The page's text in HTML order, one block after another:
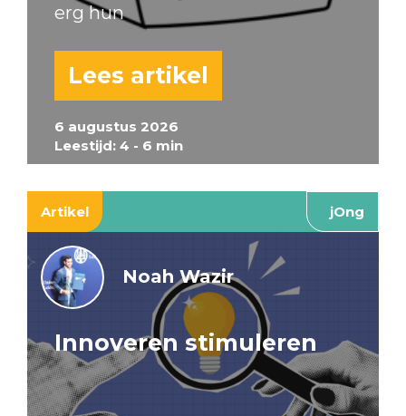
6 augustus 2026
Leestijd: 4 - 6 min
erg hun
Lees artikel
Artikel jOng
Noah Wazir
Innoveren stimuleren